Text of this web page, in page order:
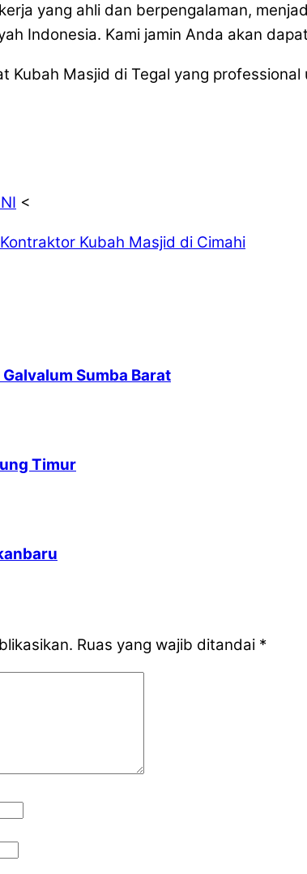
yang ahli dan berpengalaman,
Indonesia. Kami jamin Anda akan
Kubah Masjid di Tegal yang
<
Kontraktor Kubah Masjid di Cimahi
Sumba Barat
Timur
Ruas yang wajib ditandai *